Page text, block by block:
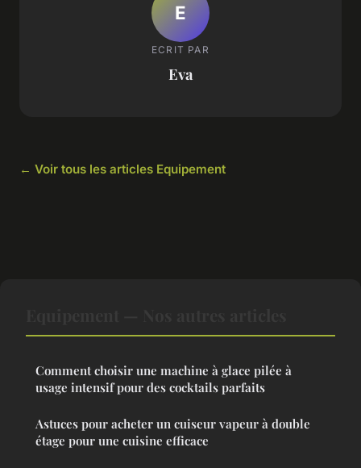
E
ECRIT PAR
Eva
← Voir tous les articles Equipement
Comment choisir une machine à glace pilée à
usage intensif pour des cocktails parfaits
Astuces pour acheter un cuiseur vapeur à double
étage pour une cuisine efficace